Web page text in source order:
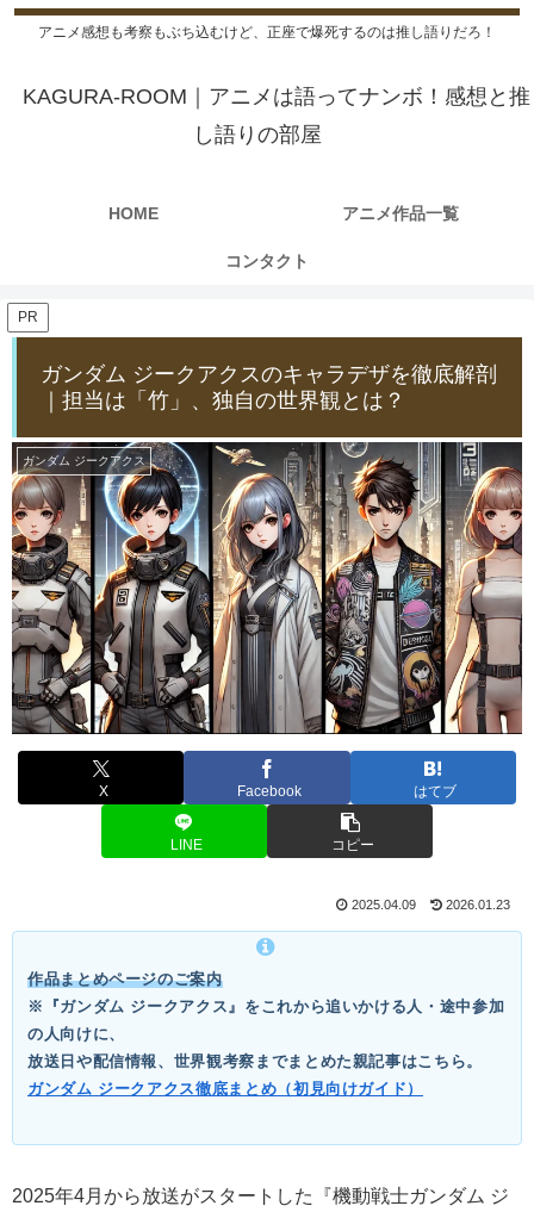
アニメ感想も考察もぶち込むけど、正座で爆死するのは推し語りだろ！
KAGURA-ROOM｜アニメは語ってナンボ！感想と推
し語りの部屋
HOME アニメ作品一覧
コンタクト
PR
ガンダム ジークアクスのキャラデザを徹底解剖
｜担当は「竹」、独自の世界観とは？
ガンダム ジークアクス
X Facebook はてブ
LINE コピー
2025.04.09 2026.01.23
作品まとめページのご案内
※『ガンダム ジークアクス』をこれから追いかける人・途中参加
の人向けに、
放送日や配信情報、世界観考察までまとめた親記事はこちら。
ガンダム ジークアクス徹底まとめ（初見向けガイド）
2025年4月から放送がスタートした『機動戦士ガンダム ジ